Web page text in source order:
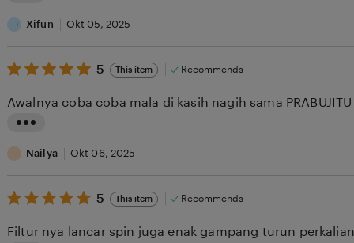
i
t
n
r
v
e
Xifun Okt 05, 2025
5
out
5
stars
5 This item Recommends
i
t
n
Awalnya coba coba mala di kasih nagih sama
Nailya Okt 06, 2025
5
out
5
5 This item Recommends
Filtur nya lancar spin juga enak gampang turun perkalian